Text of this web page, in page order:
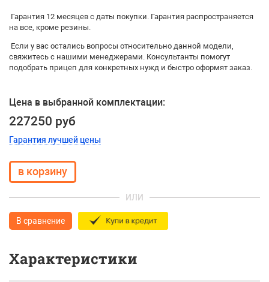
Гарантия 12 месяцев с даты покупки. Гарантия распространяется
на все, кроме резины.
Если у вас остались вопросы относительно данной модели,
свяжитесь с нашими менеджерами. Консультанты помогут
подобрать прицеп для конкретных нужд и быстро оформят заказ.
Цена в выбранной комплектации:
227250 руб
Гарантия лучшей цены
ИЛИ
В сравнение
Характеристики